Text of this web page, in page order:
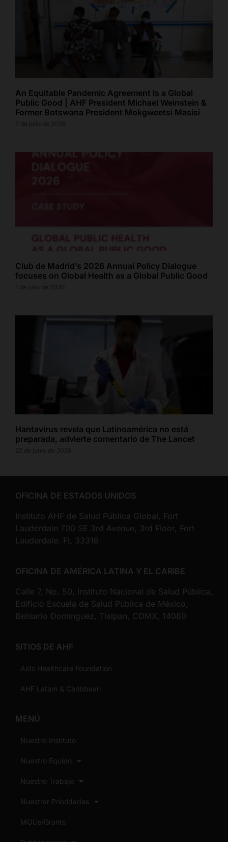
An Equitable Pandemic Agreement Is a Global
Public Good | AHF President Michael Weinstein &
Former Botswana President Mokgweetsi Masisi
Club de Madrid’s 2026 Annual Policy Dialogue
focuses on Global Health as a Global Public Good
Hantavirus revela que Latinoamérica no está
preparada, advierte comentario de The Lancet
OFICINA DE ESTADOS UNIDOS
Instituto AHF de Salud Pública Global, Fort
Lauderdale 700 SE 3rd Avenue, 3rd Floor, Fort
Lauderdale, FL 33316
OFICINA DE AMÉRICA LATINA Y EL CARIBE
Calle 7, No. 50, Instituto Nacional de Salud Pública,
Edificio Escuela de Salud Pública de México,
Belisario Domínguez, Tlalpan, CDMX, 14080
SITIOS DE AHF
Aids Healthcare Foundation
AHF Latam & Caribbean
MENÚ
Nuestro Instituto
Nuestro Equipo
Nuestro Trabajo
Nuestrar Prioridades
MOUs/Grants